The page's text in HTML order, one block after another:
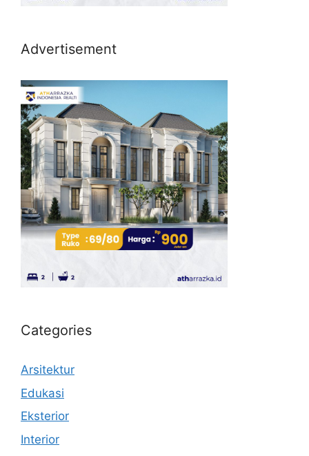
Advertisement
Categories
Arsitektur
Edukasi
Eksterior
Interior